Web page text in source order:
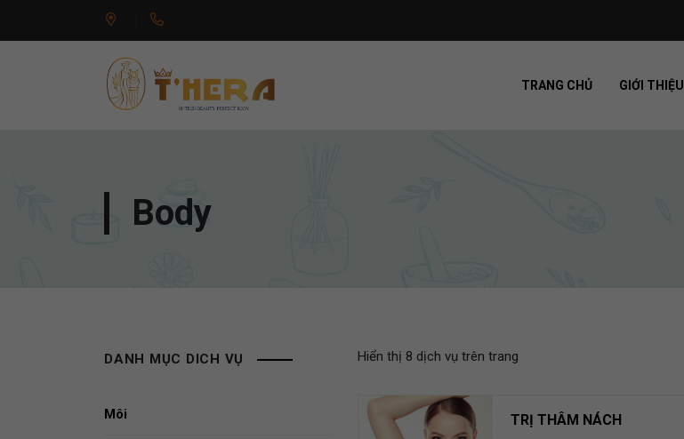
TRANG CHỦ GIỚI THIỆU
Body
DANH MỤC DICH VỤ
Môi
Hiển thị 8 dịch vụ trên trang
TRỊ THÂM NÁCH